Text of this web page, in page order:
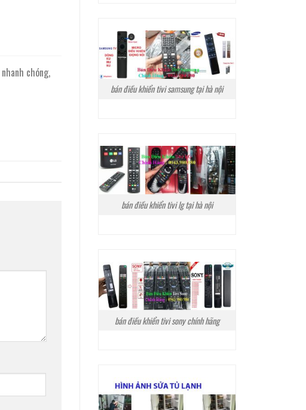
nhanh chóng,
bán điều khiển tivi samsung tại hà nội
bán điều khiển tivi lg tại hà nội
bán điều khiển tivi sony chính hãng